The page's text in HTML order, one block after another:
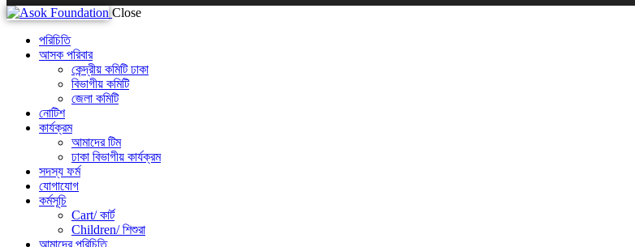
Close
পরিচিতি
আসক পরিবার
কেন্দ্রীয় কমিটি ঢাকা
বিভাগীয় কমিটি
জেলা কমিটি
নোটিশ
কার্যক্রম
আমাদের টিম
ঢাকা বিভাগীয় কার্যক্রম
সদস্য ফর্ম
যোগাযোগ
কর্মসূচি
Cart/ কার্ট
Children/ শিশুরা